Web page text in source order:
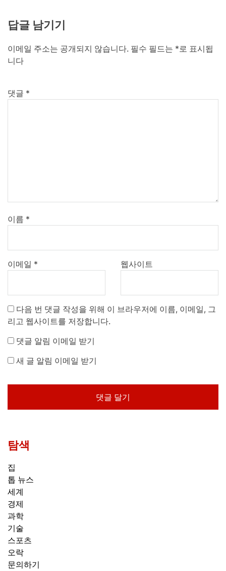
답글 남기기
이메일 주소는 공개되지 않습니다. 필수 필드는 *로 표시됩
니다
댓글 *
이름 *
이메일 * 웹사이트
다음 번 댓글 작성을 위해 이 브라우저에 이름, 이메일, 그
리고 웹사이트를 저장합니다.
댓글 알림 이메일 받기
새 글 알림 이메일 받기
탐색
집
톱 뉴스
세계
경제
과학
기술
스포츠
오락
문의하기